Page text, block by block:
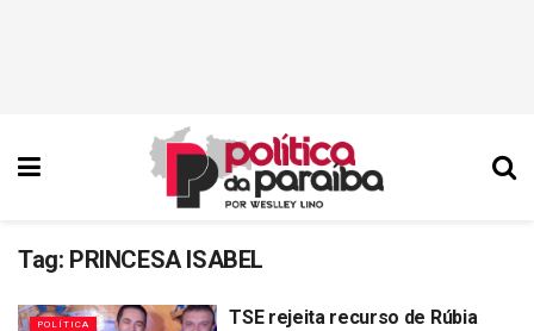
Tag: PRINCESA ISABEL
POLÍTICA
TSE rejeita recurso de Rúbia